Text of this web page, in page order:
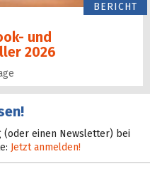
BERICHT
und
2026
(oder einen Newsletter) bei
Jetzt anmelden!